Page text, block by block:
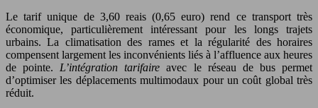
Le tarif unique de 3,60 reais (0,65 euro) rend ce transport très
économique, particulièrement intéressant pour les longs trajets
urbains. La climatisation des rames et la régularité des horaires
compensent largement les inconvénients liés à l’affluence aux heures
de pointe. L’intégration tarifaire avec le réseau de bus permet
d’optimiser les déplacements multimodaux pour un coût global très
réduit.